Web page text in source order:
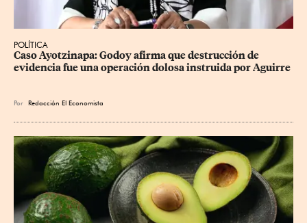
POLÍTICA
Caso Ayotzinapa: Godoy afirma que destrucción de
evidencia fue una operación dolosa instruida por Aguirre
Por Redacción El Economista